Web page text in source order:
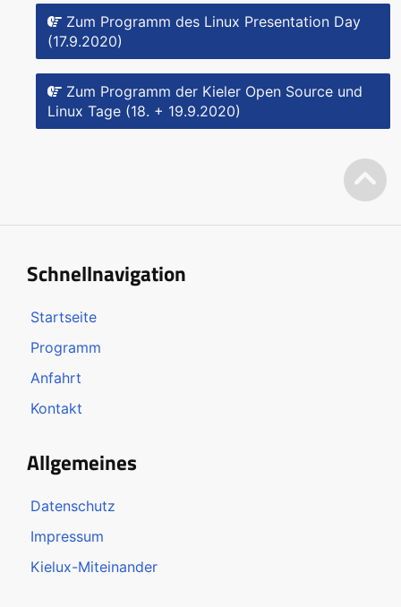
Zum Programm des Linux Presentation Day
(17.9.2020)
Zum Programm der Kieler Open Source und
Linux Tage (18. + 19.9.2020)
Schnellnavigation
Startseite
Programm
Anfahrt
Kontakt
Allgemeines
Datenschutz
Impressum
Kielux-Miteinander